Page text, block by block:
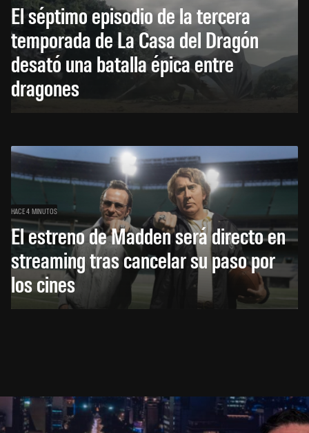
El séptimo episodio de la tercera
temporada de La Casa del Dragón
desató una batalla épica entre
dragones
HACE 4 MINUTOS
El estreno de Madden será directo en
streaming tras cancelar su paso por
los cines